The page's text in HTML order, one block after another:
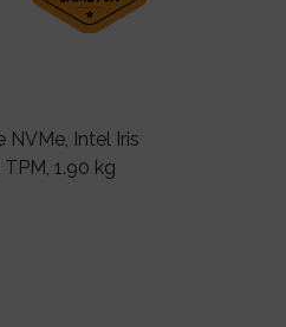
NVMe, Intel Iris
1.90 kg